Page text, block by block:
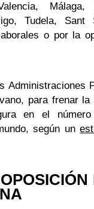
Málaga,
Tudela, Sant
o por la
Administraciones
para frenar la
en el
según un